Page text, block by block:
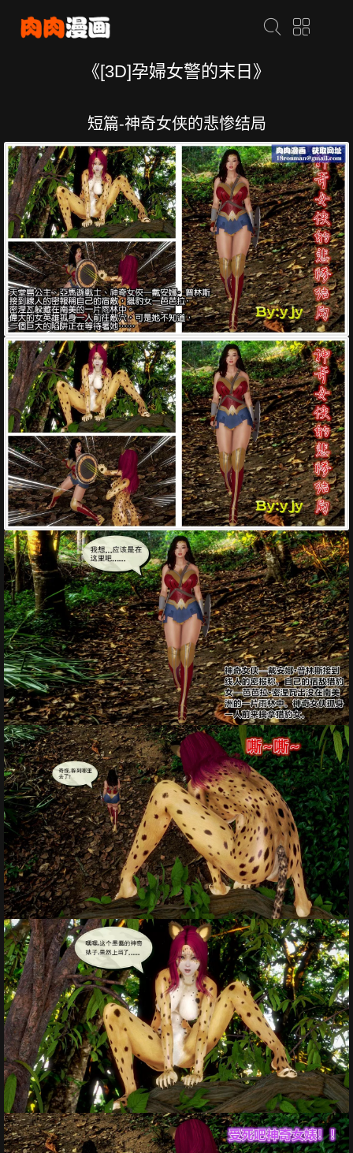
《[3D]孕婦女警的末日》
短篇-神奇女侠的悲惨结局